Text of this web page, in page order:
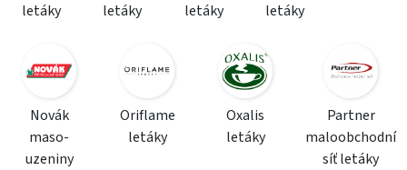
letáky
letáky
letáky
letáky
Novák
maso-
uzeniny
Oriflame
letáky
Oxalis
letáky
Partner
maloobchodní
síť letáky